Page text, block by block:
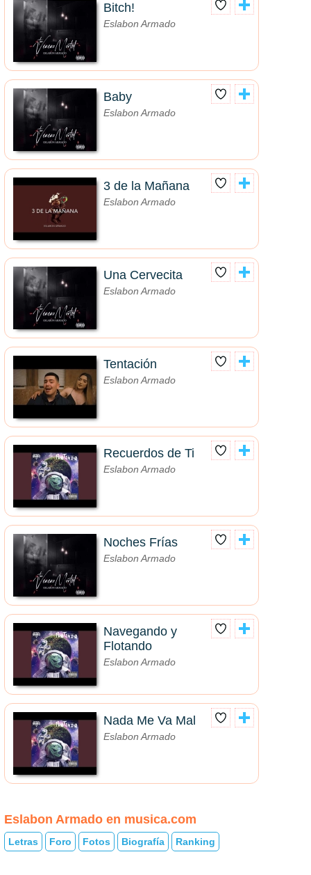
Bitch!
Eslabon Armado
Baby
Eslabon Armado
3 de la Mañana
Eslabon Armado
Una Cervecita
Eslabon Armado
Tentación
Eslabon Armado
Recuerdos de Ti
Eslabon Armado
Noches Frías
Eslabon Armado
Navegando y
Flotando
Eslabon Armado
Nada Me Va Mal
Eslabon Armado
Eslabon Armado en musica.com
Letras Foro Fotos Biografía Ranking